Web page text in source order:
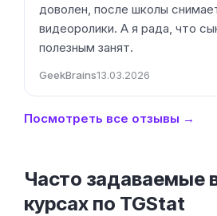
доволен, после школы
видеоролики. А я рада, что
полезным занят.
GeekBrains13.03.2026
Посмотреть все отзывы →
Часто задаваемые
курсах по TGStat